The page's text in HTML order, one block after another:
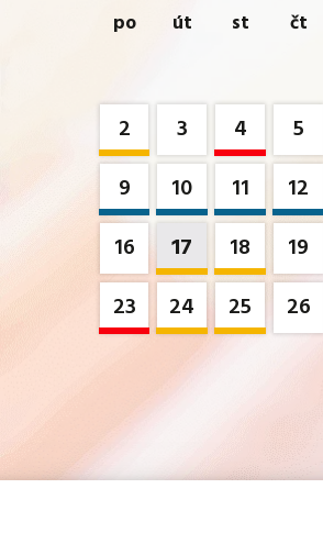
po út st čt
2
3 4 5
9
10 11 12
16
17 18 19
23
24 25 26